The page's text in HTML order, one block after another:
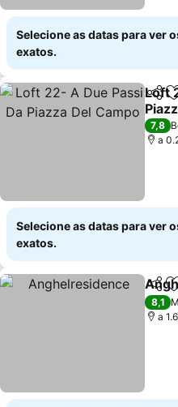
Selecione as datas para ver
exatos.
Loft
7,8
a
Selecione as datas para ver
exatos.
8,1
a